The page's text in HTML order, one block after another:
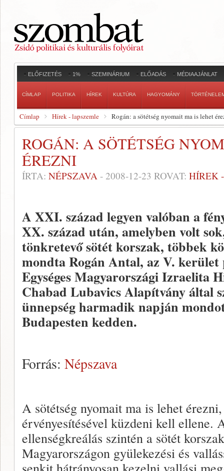
ELŐFIZETÉS 1% SZEMINÁRIUM ELŐADÁS MÉDIAAJÁNLAT
CÍMLAP POLITIKA HÍREK KULTÚRA HAGYOMÁNY
Címlap Hírek - lapszemle Rogán: a sötétség nyomait ma is lehet
ROGÁN: A SÖTÉTSÉG
ÉREZNI
ÍRTA: NÉPSZAVA - 2008-12-23 ROVAT: HÍREK
A XXI. század legyen valóban a
XX. század után, amelyben volt
tönkretevő sötét korszak, többek
mondta Rogán Antal, az V. kerület
Egységes Magyarországi Izraelita
Chabad Lubavics Alapítvány által
ünnepség harmadik napján
Budapesten kedden.
Forrás: Népszava
A sötétség nyomait ma is lehet
érvényesítésével küzdeni kell ellene.
ellenségkreálás szintén a sötét
Magyarországon gyülekezési és